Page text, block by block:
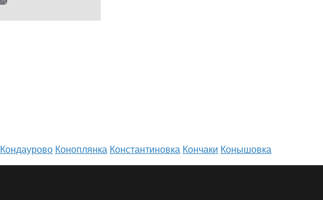
Кондаурово Коноплянка Константиновка Кончаки Конышовка